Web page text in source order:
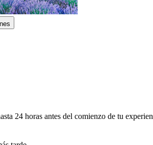
24 horas antes del comienzo de tu